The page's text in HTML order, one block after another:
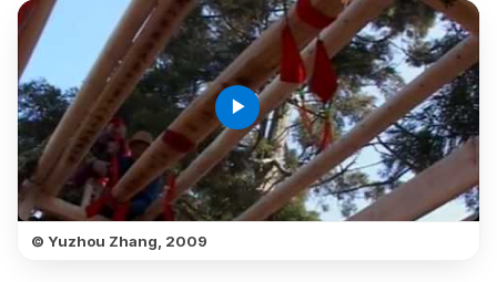
play_arrow
© Yuzhou Zhang, 2009